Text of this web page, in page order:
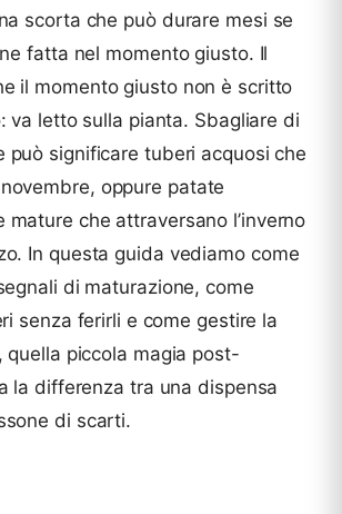
scorta che può durare mesi se
fatta nel momento giusto. Il
il momento giusto non è scritto
va letto sulla pianta. Sbagliare di
può significare tuberi acquosi che
oppure patate
che attraversano l’inverno
In questa guida vediamo come
di maturazione, come
senza ferirli e come gestire la
quella piccola magia post-
la differenza tra una dispensa
di scarti.